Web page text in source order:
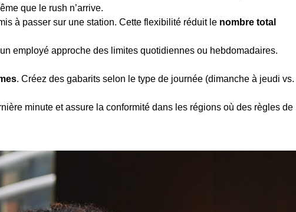
que le rush n’arrive.
à passer sur une station. Cette flexibilité réduit le nombre total
employé approche des limites quotidiennes ou hebdomadaires.
. Créez des gabarits selon le type de journée (dimanche à jeudi vs.
minute et assure la conformité dans les régions où des règles de